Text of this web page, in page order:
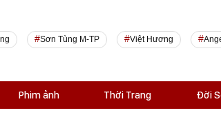
Sơn Tùng M-TP Việt Hương
Phim ảnh Thời Trang Đời